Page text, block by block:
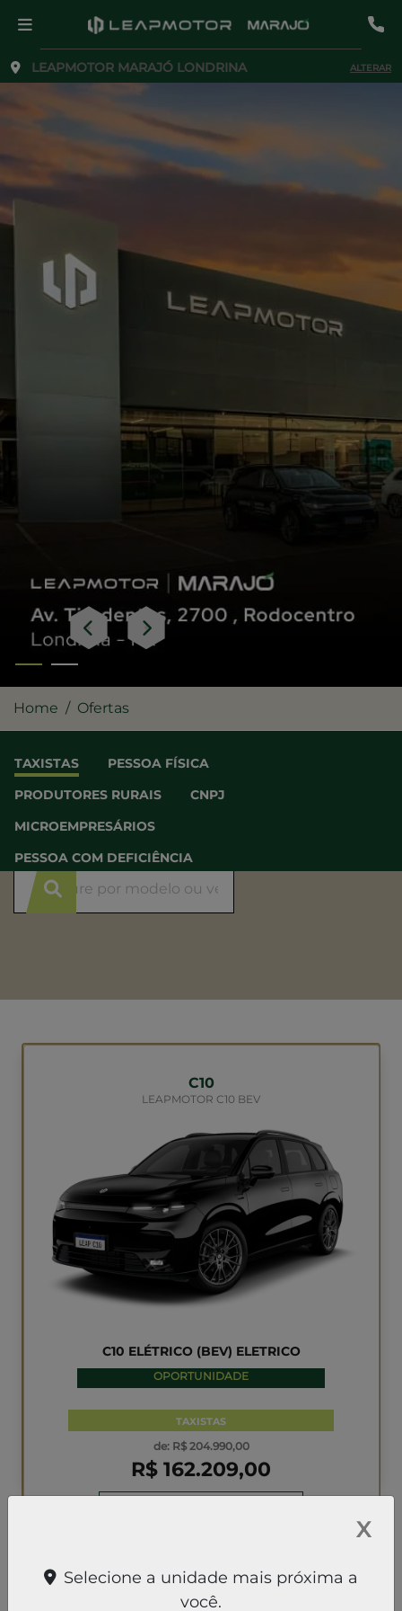
LEAPMOTOR MARAJÓ LONDRINA ALTERAR
X
Selecione a unidade mais próxima a
você.